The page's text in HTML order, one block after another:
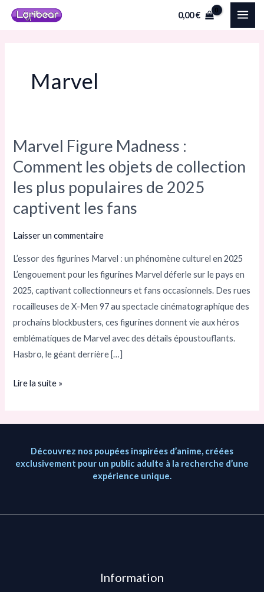
Aller
0,00€
Marvel
Marvel Figure Madness :
Comment les objets de collection
les plus populaires de 2025
captivent les fans
Laisser un commentaire
L’essor des figurines Marvel : un phénomène culturel en 2025
L’engouement pour les figurines Marvel déferle sur le pays en
2025, captivant collectionneurs et fans occasionnels. Des rues
rocailleuses de X-Men 97 au spectacle cinématographique des
prochains blockbusters, ces figurines donnent vie aux héros
emblématiques de Marvel avec des détails époustouflants.
Hasbro, le géant derrière […]
Marvel
Figure
Madness :
Comment
les
de
collection
les
plus
populaires
2025
captivent
fans
Lire la suite »
Découvrez nos poupées inspirées d’anime, créées
exclusivement pour un public adulte à la recherche d’une
expérience unique.
Information